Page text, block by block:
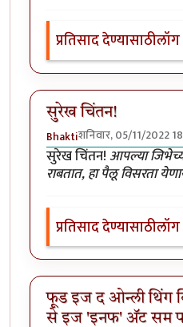
प्रतिसाद देण्यासाठी
सुरेख चिंतन!
Bhaktiशनिवार, 05/11/2022
सुरेख चिंतन!आपल्या
राबतात, हा पैलू विसरता
प्रतिसाद देण्यासाठी
फूड इज द ओन्ली थिंग
से इज 'इनफ' अ‍ॅट सम